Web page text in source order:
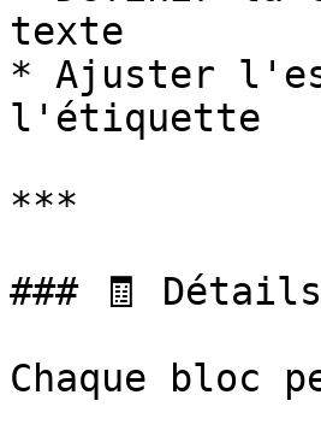
texte
* Ajuster
l'étiquette
***
### 🧾
Chaque bloc